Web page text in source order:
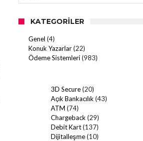
KATEGORILER
Genel (4)
Konuk Yazarlar(22)
Ödeme Sistemleri(983)
3D Secure(20)
Açık Bankacılık (43)
ATM (74)
Chargeback (29)
Debit Kart(137)
Dijitalleşme(10)